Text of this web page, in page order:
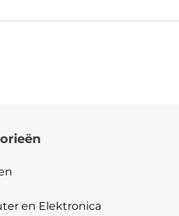
en Elektronica